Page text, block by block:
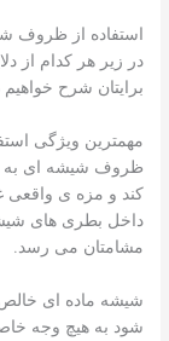
استفاده از ظروف
در زیر هر کدام از
برایتان شرح خواهیم
مهمترین ویژگی
ظروف شیشه ای به
کند و مزه ی واقعی
داخل بطری های
مشامتان می رسد.
شیشه ماده ای خالص
شود به هیچ وجه